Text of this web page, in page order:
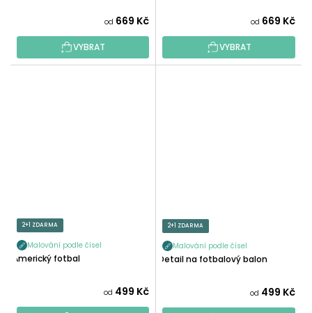
od 669 Kč
VYBRAT
od 669 Kč
VYBRAT
2+1 ZDARMA
Malování podle čísel
Americký fotbal
od 499 Kč
2+1 ZDARMA
Malování podle čísel
Detail na fotbalový balon
od 499 Kč